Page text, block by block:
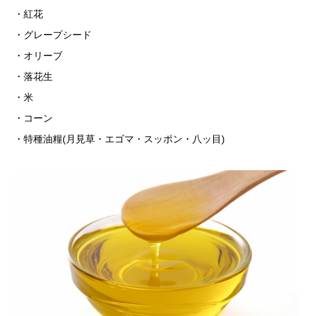
・紅花
・グレープシード
・オリーブ
・落花生
・米
・コーン
・特種油糧(月見草・エゴマ・スッポン・八ッ目)